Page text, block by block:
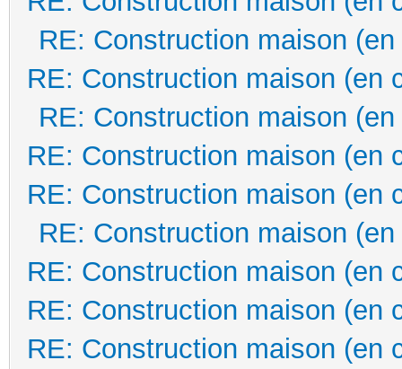
RE: Construction maison
RE: Construction maison (en
RE: Construction maison
RE: Construction maison (en
RE: Construction maison (en
RE: Construction maison
RE: Construction maison (en
RE: Construction maison (en
RE: Construction maison (en